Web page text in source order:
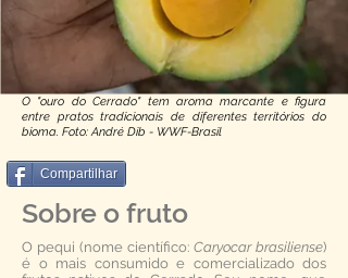
O "ouro do Cerrado" tem aroma marcante e figura
entre pratos tradicionais de diferentes territórios do
bioma. Foto: André Dib - WWF-Brasil
Compartilhar
Sobre o fruto
O pequi (nome científico: Caryocar brasiliense)
é o mais consumido e comercializado dos